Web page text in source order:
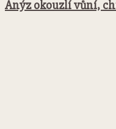
Anýz okouzlí vůní,